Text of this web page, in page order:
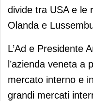
divide tra USA e le
Olanda e
L’Ad e Presidente
l’azienda veneta a
mercato interno e
grandi mercati